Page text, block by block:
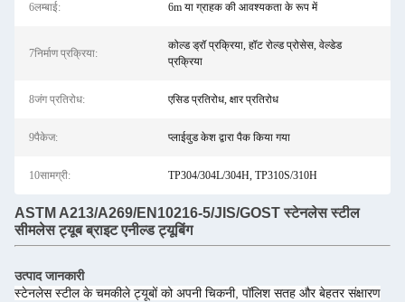
6लम्बाई: 6m या ग्राहक की आवश्यकता के रूप में
7निर्माण प्रक्रिया:
कोल्ड ड्रॉ प्रक्रिया, हॉट रोल्ड प्रोसेस, वेल्डेड
प्रक्रिया
8जंग प्रतिरोध: एसिड प्रतिरोध, क्षार प्रतिरोध
9पैकेज: प्लाईवुड केश द्वारा पैक किया गया
10सामग्री: TP304/304L/304H, TP310S/310H
ASTM A213/A269/EN10216-5/JIS/GOST स्टेनलेस स्टील
सीमलेस ट्यूब ब्राइट एनील्ड ट्यूबिंग
उत्पाद जानकारी
स्टेनलेस स्टील के चमकीले ट्यूबों को अपनी चिकनी, पॉलिश सतह और बेहतर संक्षारण